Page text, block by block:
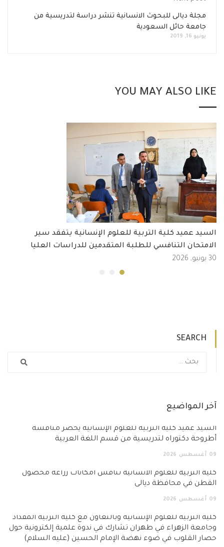
مجلة ديالى للبحوث الانسانية تنشر دراسة لتدريسية من
جامعة حائل السعودية
يونيو 16, 2019
YOU MAY ALSO LIKE
السيد عميد كلية التربية للعلوم الإنسانية يتفقد سير
الامتحان التنافسي للطلبة المتقدمين للدراسات العليا
30 يونيو, 2026
SEARCH
آخر المواضيع
السيد عميد كلية التربية للعلوم الإنسانية يحضر مناقشة
أطروحة دكتوراه لتدريسية من قسم اللغة العربية
09 أغسطس 2026
كلية التربية للعلوم الانسانية تناقش امكانات زراعة محصول
القطن في محافظة ديالى
09 أغسطس 2026
كلية التربية للعلوم الإنسانية وبالتعاون مع كلية التربية المقداد
وجامعة الزهراء في طهران تشارك في ندوة علمية إلكترونية حول
حصار القلوب في ضوء نهضة الإمام الحسين (عليه السلام)